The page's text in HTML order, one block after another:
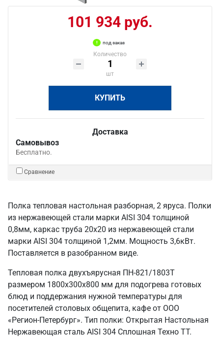
101 934 руб.
под заказ
Количество
шт
КУПИТЬ
Доставка
Самовывоз
Бесплатно.
Сравнение
Полка тепловая настольная разборная, 2 яруса. Полки
из нержавеющей стали марки AISI 304 толщиной
0,8мм, каркас труба 20х20 из нержавеющей стали
марки AISI 304 толщиной 1,2мм. Мощность 3,6кВт.
Поставляется в разобранном виде.
Тепловая полка двухъярусная ПН-821/1803Т
размером 1800х300х800 мм для подогрева готовых
блюд и поддержания нужной температуры для
посетителей столовых общепита, кафе от ООО
«Регион-Петербург». Тип полки: Открытая Настольная
Нержавеющая сталь AISI 304 Сплошная Техно ТТ.